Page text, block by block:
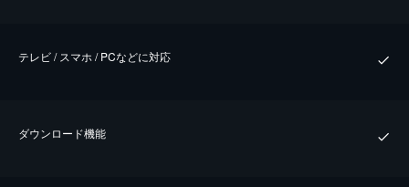
テレビ / スマホ / PCなどに対応
ダウンロード機能